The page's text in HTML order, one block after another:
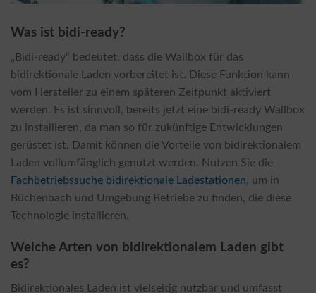
Was ist bidi-ready?
„Bidi-ready“ bedeutet, dass die Wallbox für das
bidirektionale Laden vorbereitet ist. Diese Funktion kann
vom Hersteller zu einem späteren Zeitpunkt aktiviert
werden. Es ist sinnvoll, bereits jetzt eine bidi-ready Wallbox
zu installieren, da man so für zukünftige Entwicklungen
gerüstet ist. Damit können die Vorteile von bidirektionalem
Laden vollumfänglich genutzt werden. Nutzen Sie die
Fachbetriebssuche bidirektionale Ladestationen, um in
Büchenbach und Umgebung Betriebe zu finden, die diese
Technologie installieren.
Welche Arten von bidirektionalem Laden gibt
es?
Bidirektionales Laden ist vielseitig nutzbar und umfasst